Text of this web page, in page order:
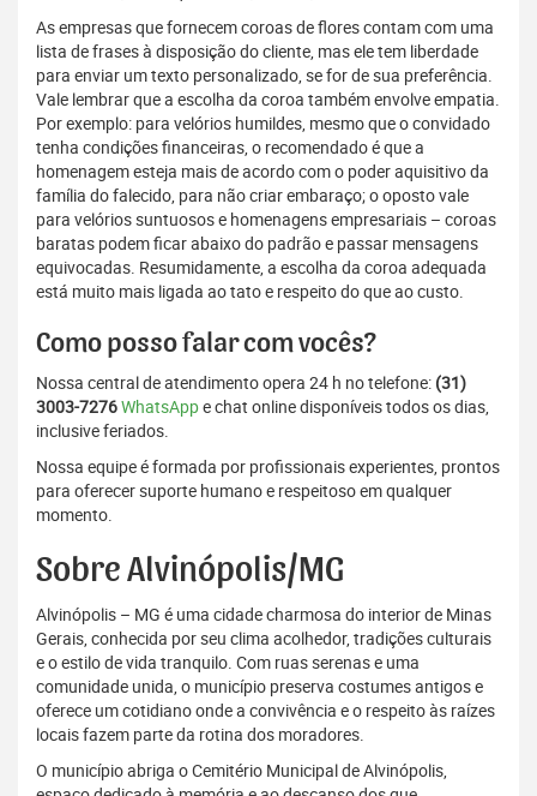
As empresas que fornecem coroas de flores contam com uma
lista de frases à disposição do cliente, mas ele tem liberdade
para enviar um texto personalizado, se for de sua preferência.
Vale lembrar que a escolha da coroa também envolve empatia.
Por exemplo: para velórios humildes, mesmo que o convidado
tenha condições financeiras, o recomendado é que a
homenagem esteja mais de acordo com o poder aquisitivo da
família do falecido, para não criar embaraço; o oposto vale
para velórios suntuosos e homenagens empresariais – coroas
baratas podem ficar abaixo do padrão e passar mensagens
equivocadas. Resumidamente, a escolha da coroa adequada
está muito mais ligada ao tato e respeito do que ao custo.
Como posso falar com vocês?
Nossa central de atendimento opera 24 h no telefone: (31)
3003-7276WhatsAppe chat online disponíveis todos os dias,
inclusive feriados.
Nossa equipe é formada por profissionais experientes, prontos
para oferecer suporte humano e respeitoso em qualquer
momento.
Sobre Alvinópolis/MG
Alvinópolis – MG é uma cidade charmosa do interior de Minas
Gerais, conhecida por seu clima acolhedor, tradições culturais
e o estilo de vida tranquilo. Com ruas serenas e uma
comunidade unida, o município preserva costumes antigos e
oferece um cotidiano onde a convivência e o respeito às raízes
locais fazem parte da rotina dos moradores.
O município abriga o Cemitério Municipal de Alvinópolis,